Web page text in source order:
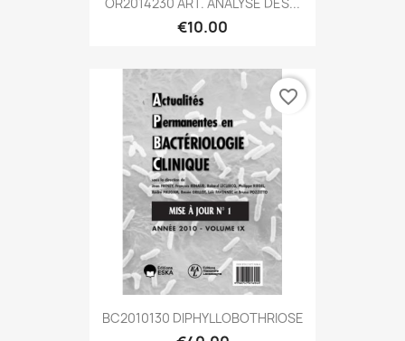
€10.00
BC2010130 DIPHYLLOBOTHRIOSE
favorite_border